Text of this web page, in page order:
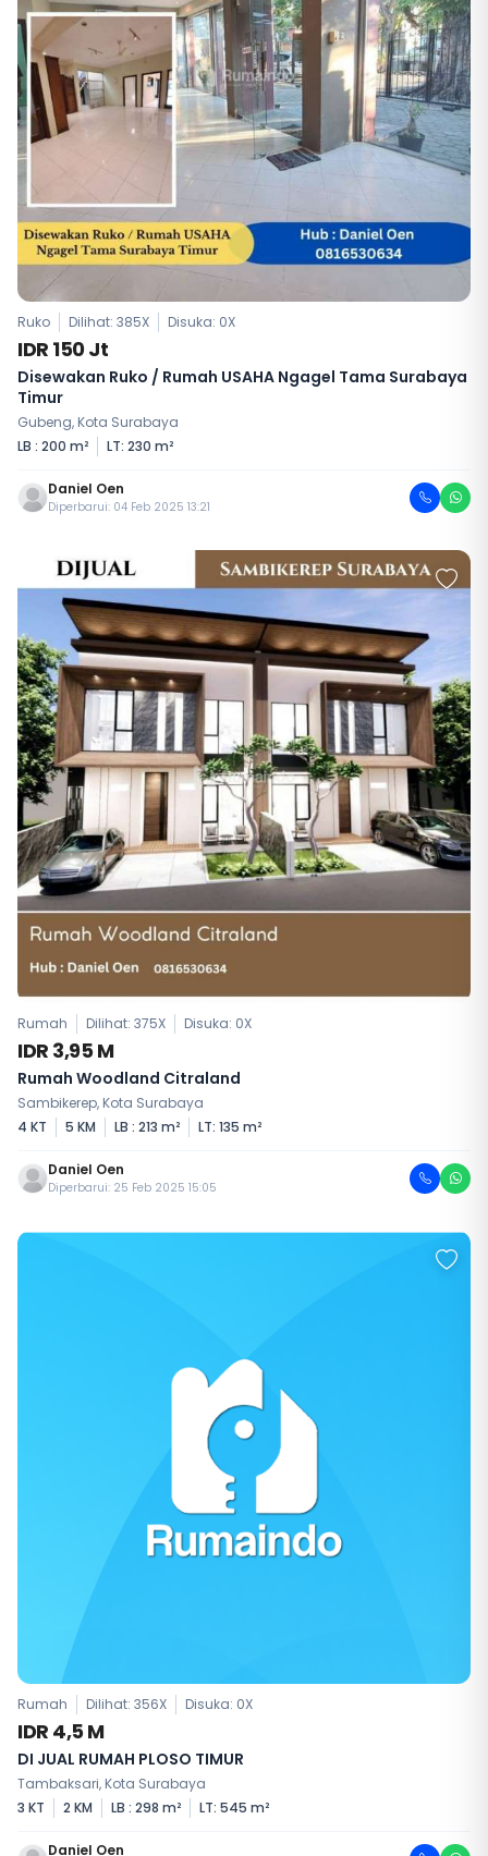
Ruko Dilihat: 385X Disuka: 0X
IDR 150 Jt
Disewakan Ruko / Rumah USAHA Ngagel Tama Surabaya
Timur
Gubeng, Kota Surabaya
LB : 200 m²
LT: 230 m²
Daniel Oen
Diperbarui: 04 Feb 2025 13:21
Rumah Dilihat: 375X Disuka: 0X
IDR 3,95 M
Rumah Woodland Citraland
Sambikerep, Kota Surabaya
4 KT
5 KM LB : 213 m² LT: 135 m²
Daniel Oen
Diperbarui: 25 Feb 2025 15:05
Rumah Dilihat: 356X Disuka: 0X
IDR 4,5 M
DI JUAL RUMAH PLOSO TIMUR
Tambaksari, Kota Surabaya
3 KT
2 KM LB : 298 m² LT: 545 m²
Daniel Oen